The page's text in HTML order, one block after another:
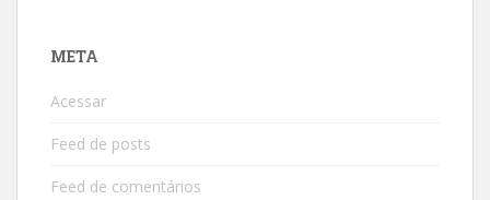
META
Acessar
Feed de posts
Feed de comentários